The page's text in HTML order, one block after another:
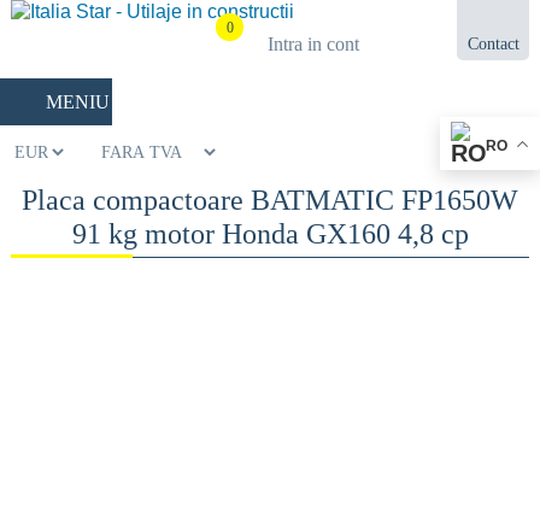
0
Intra in cont Contact
MENIU
Placa compactoare BATMATIC FP1650W
91 kg motor Honda GX160 4,8 cp
RO